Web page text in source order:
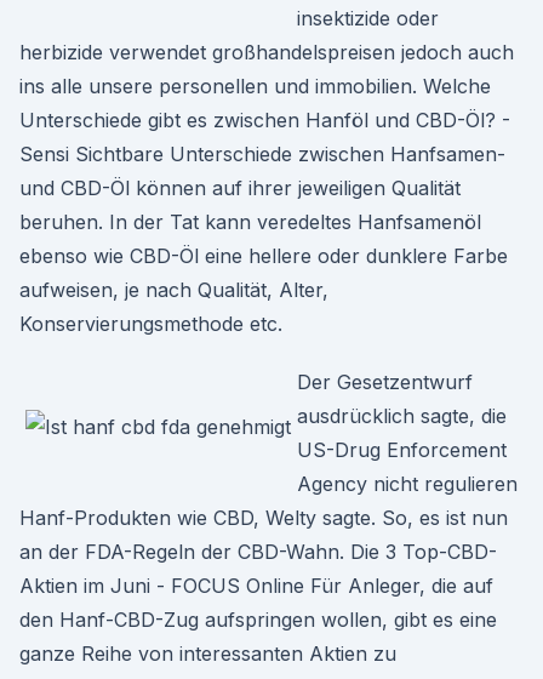
insektizide oder
herbizide verwendet großhandelspreisen jedoch auch
ins alle unsere personellen und immobilien. Welche
Unterschiede gibt es zwischen Hanföl und CBD-Öl? -
Sensi Sichtbare Unterschiede zwischen Hanfsamen-
und CBD-Öl können auf ihrer jeweiligen Qualität
beruhen. In der Tat kann veredeltes Hanfsamenöl
ebenso wie CBD-Öl eine hellere oder dunklere Farbe
aufweisen, je nach Qualität, Alter,
Konservierungsmethode etc.
Der Gesetzentwurf
ausdrücklich sagte, die
US-Drug Enforcement
Agency nicht regulieren
Hanf-Produkten wie CBD, Welty sagte. So, es ist nun
an der FDA-Regeln der CBD-Wahn. Die 3 Top-CBD-
Aktien im Juni - FOCUS Online Für Anleger, die auf
den Hanf-CBD-Zug aufspringen wollen, gibt es eine
ganze Reihe von interessanten Aktien zu